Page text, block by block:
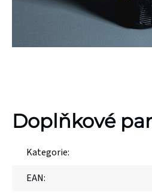
Doplňkové
Kategorie:
EAN: